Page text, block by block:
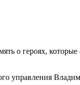
о героях,
управления